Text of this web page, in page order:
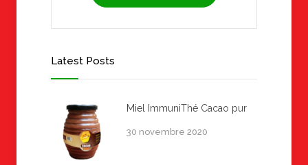
Latest Posts
Miel ImmuniThé Cacao pur
30 novembre 2020